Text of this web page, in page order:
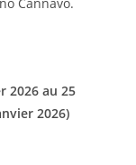
2026 au 25
2026)